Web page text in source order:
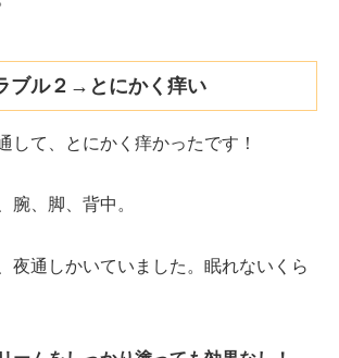
ブル２→とにかく痒い
して、とにかく痒かったです！
腕、脚、背中。
夜通しかいていました。眠れないくら